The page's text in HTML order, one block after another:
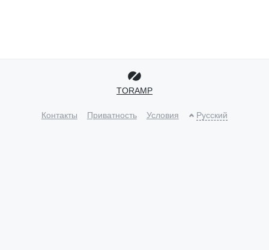
TORAMP
Контакты Приватность Условия Русский